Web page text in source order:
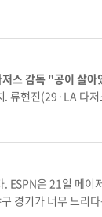
황에서 홈런을 쳐
스 감독 "공이 살
지난 2013년 다
이저리그 최고의 투수잖아
던 류현진의 표정은 커쇼의 피
안타 1개를 맞았
경기가 너무 느리